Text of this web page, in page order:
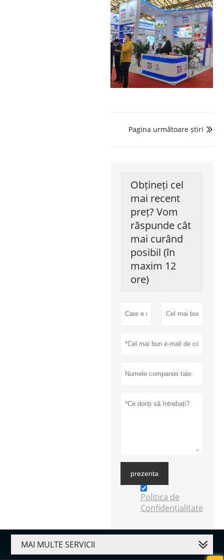

Pagina următoare știri
Obțineți cel
mai recent
preț? Vom
răspunde cât
mai curând
posibil (în
maxim 12
ore)
prezenta
Politica de
Confidențialitate
MAI MULTE SERVICII